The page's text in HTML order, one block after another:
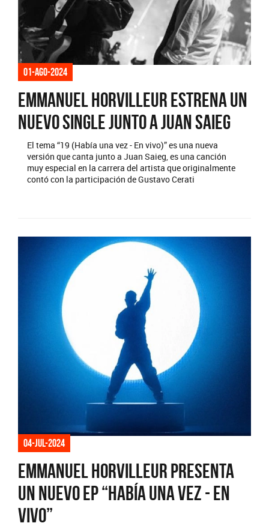
01-ago-2024
Emmanuel Horvilleur estrena un
nuevo single junto a Juan Saieg
El tema “19 (Había una vez - En vivo)” es una nueva
versión que canta junto a Juan Saieg, es una canción
muy especial en la carrera del artista que originalmente
contó con la participación de Gustavo Cerati
04-jul-2024
Emmanuel Horvilleur presenta
un nuevo EP “Había una vez - En
vivo”